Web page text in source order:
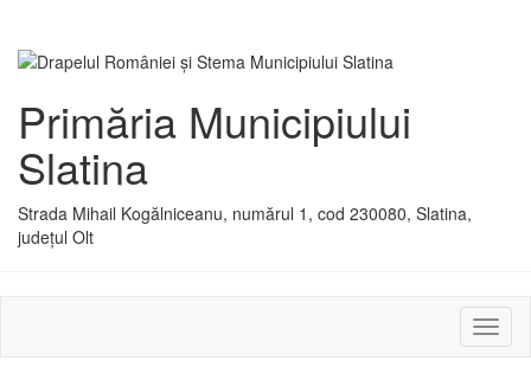
Primăria Municipiului
Slatina
Strada Mihail Kogălniceanu, numărul 1, cod 230080, Slatina,
județul Olt
sau